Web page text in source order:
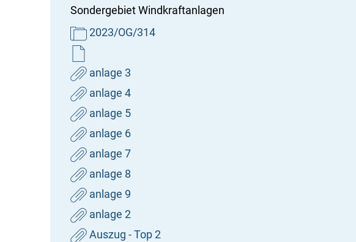
Sondergebiet Windkraftanlagen
2023/OG/314
anlage 3
anlage 4
anlage 5
anlage 6
anlage 7
anlage 8
anlage 9
anlage 2
Auszug - Top 2